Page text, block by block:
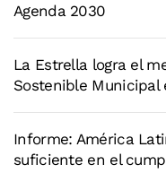
Agenda 2030
La Estrella logra el
Sostenible Municipal
Informe: América
suficiente en el